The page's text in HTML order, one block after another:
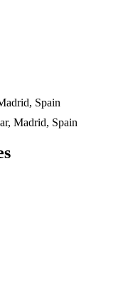
Spain
Madrid, Spain